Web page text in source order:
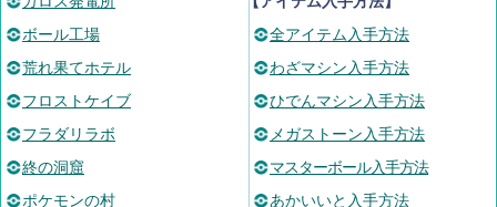
ボール工場
荒れ果てホテル
フロストケイブ
フラダリラボ
終の洞窟
ポケモンの村
全アイテム入手方法
わざマシン入手方法
ひでんマシン入手方法
メガストーン入手方法
マスターボール入手方法
あかいいと入手方法